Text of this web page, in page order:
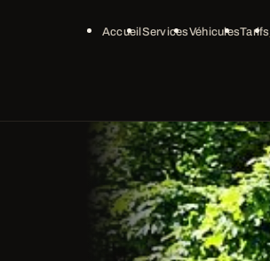
AccueilServicesVéhiculesTarifs